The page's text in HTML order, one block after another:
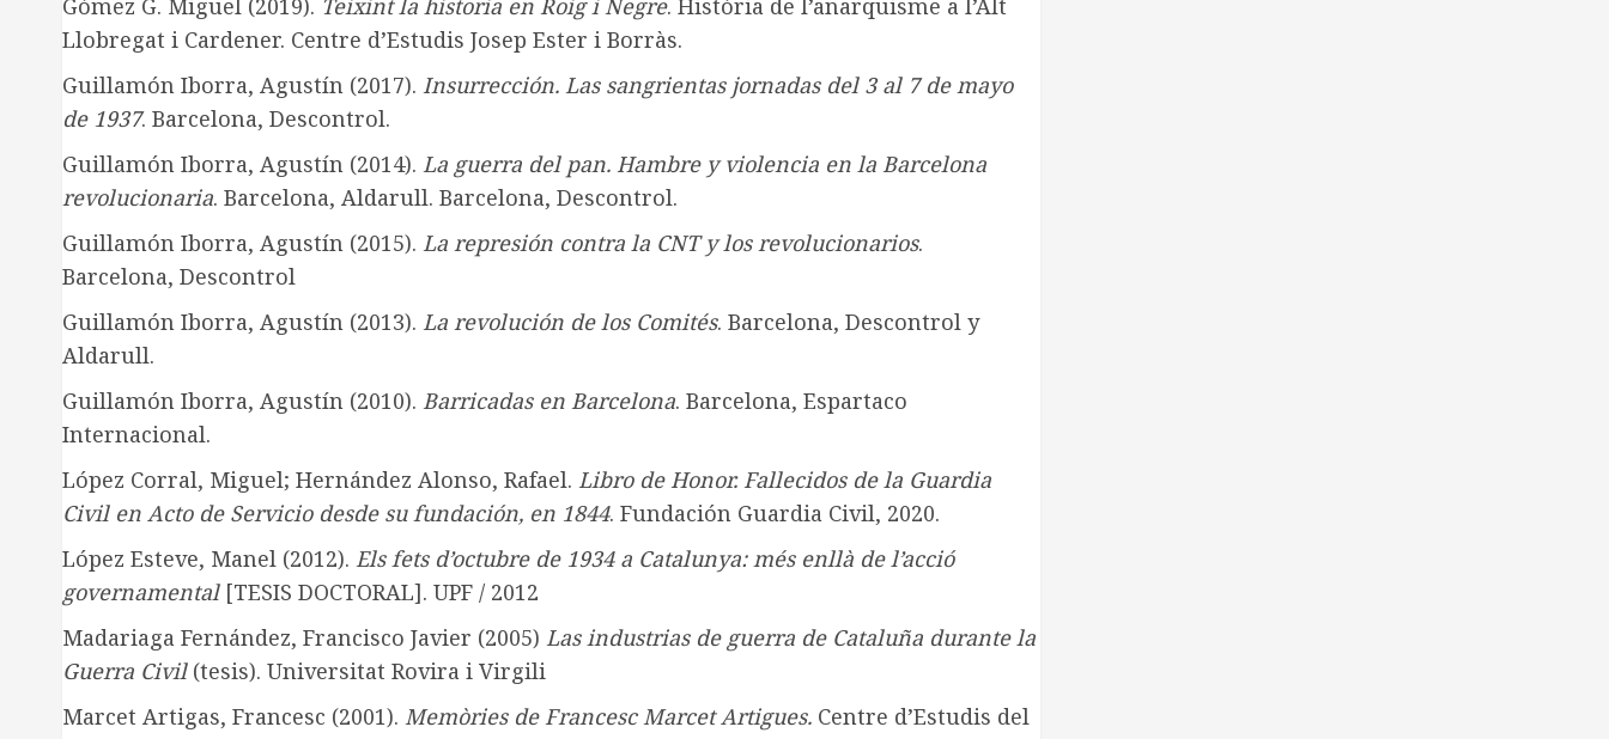
Gómez G. Miguel (2019). Teixint la historia en Roig i Negre. Història de l’anarquisme a l’Alt
Llobregat i Cardener. Centre d’Estudis Josep Ester i Borràs.
Guillamón Iborra, Agustín (2017). Insurrección. Las sangrientas jornadas del 3 al 7 de mayo
de 1937. Barcelona, Descontrol.
Guillamón Iborra, Agustín (2014). La guerra del pan. Hambre y violencia en la Barcelona
revolucionaria. Barcelona, Aldarull. Barcelona, Descontrol.
Guillamón Iborra, Agustín (2015). La represión contra la CNT y los revolucionarios.
Barcelona, Descontrol
Guillamón Iborra, Agustín (2013). La revolución de los Comités. Barcelona, Descontrol y
Aldarull.
Guillamón Iborra, Agustín (2010). Barricadas en Barcelona. Barcelona, Espartaco
Internacional.
López Corral, Miguel; Hernández Alonso, Rafael. Libro de Honor. Fallecidos de la Guardia
Civil en Acto de Servicio desde su fundación, en 1844. Fundación Guardia Civil, 2020.
López Esteve, Manel (2012). Els fets d’octubre de 1934 a Catalunya: més enllà de l’acció
governamental[TESIS DOCTORAL]. UPF / 2012
Madariaga Fernández, Francisco Javier (2005) Las industrias de guerra de Cataluña durante la
Guerra Civil(tesis). Universitat Rovira i Virgili
Marcet Artigas, Francesc (2001). Memòries de Francesc Marcet Artigues. Centre d’Estudis del